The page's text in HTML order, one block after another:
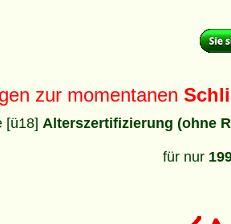
zur momentanen
[ü18] Alterszertifizierung (ohne
für nur